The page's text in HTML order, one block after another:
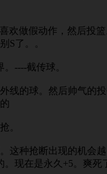
欢做假动作，然后投
S了。。
----截传球。
线的球。然后帅气的
。
这种抢断出现的机会
。现在是永久+5。爽死